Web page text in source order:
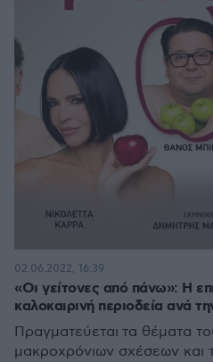
«Οι γείτονες από πάνω»: Η
καλοκαιρινή περιοδεία ανά
Πραγματεύεται τα θέματα
μακροχρόνιων σχέσεων
02.06.2022, 16:39